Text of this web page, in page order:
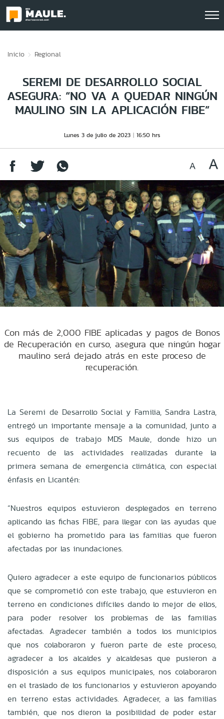
Inicio Regional
SEREMI DE DESARROLLO SOCIAL
ASEGURA: “NO VA A QUEDAR NINGÚN
MAULINO SIN LA APLICACIÓN FIBE”
Lunes 3 de julio de 2023 16:50 hrs
Con más de 2,000 FIBE aplicadas y pagos de Bonos
de Recuperación en curso, asegura que ningún hogar
maulino será dejado atrás en este proceso de
recuperación.
La Seremi de Desarrollo Social y Familia, Sandra Lastra,
entregó un importante mensaje a la comunidad, junto a
sus equipos de trabajo MDS Maule, donde hizo un
recuento de las actividades realizadas durante la
primera semana de emergencia climática, con especial
énfasis en Licantén:
“Nuestros equipos estuvieron desplegados en terreno
aplicando las fichas FIBE, para llegar con las ayudas que
el gobierno ha prometido para las familias que fueron
afectadas por las inundaciones.
Quiero agradecer a este equipo de funcionarios públicos
que se comprometió con este trabajo, que estuvieron en
terreno en condiciones difíciles dando lo mejor de ellos,
para poder resolver los problemas de las familias
afectadas. Agradecer también a todos los municipios
que nos colaboraron y fueron parte de este proceso,
agradecer a los alcaldes y alcaldesas que pusieron a
disposición a sus equipos municipales, nos colaboraron
en el traslado de los funcionarios y estuvieron apoyando
en terreno estas actividades. Agradecer, a las familias
también, que nos dieron la posibilidad de poder estar